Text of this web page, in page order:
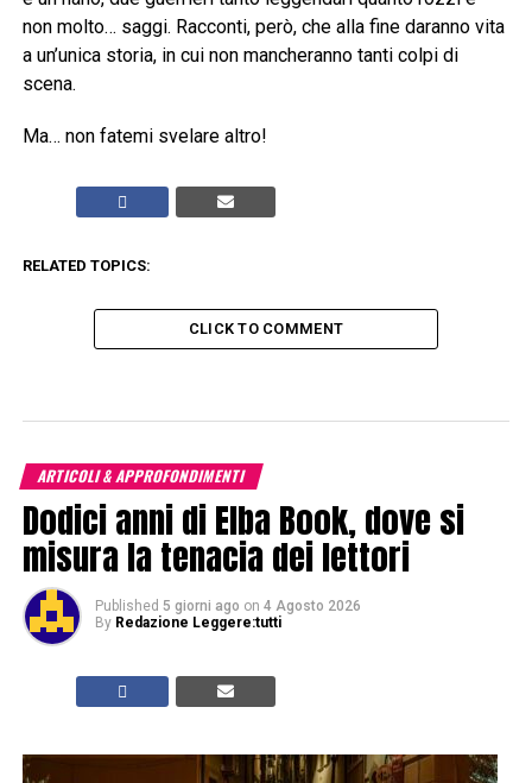
non molto… saggi. Racconti, però, che alla fine daranno vita
a un’unica storia, in cui non mancheranno tanti colpi di
scena.
Ma… non fatemi svelare altro!
RELATED TOPICS:
CLICK TO COMMENT
ARTICOLI & APPROFONDIMENTI
Dodici anni di Elba Book, dove si
misura la tenacia dei lettori
Published 5 giorni ago on 4 Agosto 2026
By Redazione Leggere:tutti